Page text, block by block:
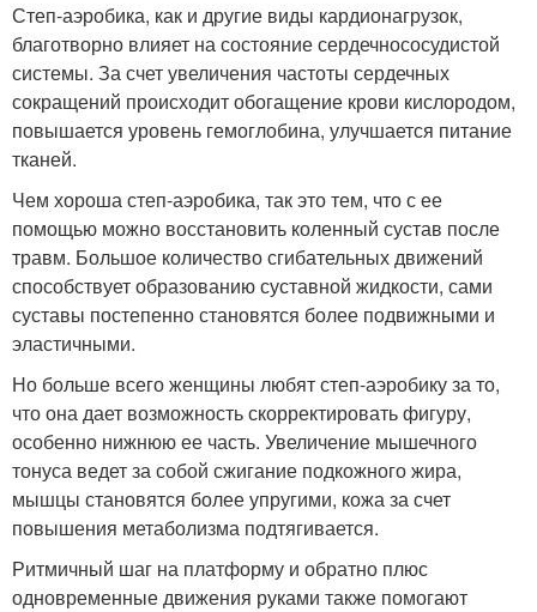
Степ-аэробика, как и другие виды кардионагрузок,
благотворно влияет на состояние сердечнососудистой
системы. За счет увеличения частоты сердечных
сокращений происходит обогащение крови кислородом,
повышается уровень гемоглобина, улучшается питание
тканей.
Чем хороша степ-аэробика, так это тем, что с ее
помощью можно восстановить коленный сустав после
травм. Большое количество сгибательных движений
способствует образованию суставной жидкости, сами
суставы постепенно становятся более подвижными и
эластичными.
Но больше всего женщины любят степ-аэробику за то,
что она дает возможность скорректировать фигуру,
особенно нижнюю ее часть. Увеличение мышечного
тонуса ведет за собой сжигание подкожного жира,
мышцы становятся более упругими, кожа за счет
повышения метаболизма подтягивается.
Ритмичный шаг на платформу и обратно плюс
одновременные движения руками также помогают